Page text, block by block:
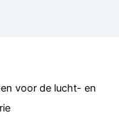
voor de lucht- en